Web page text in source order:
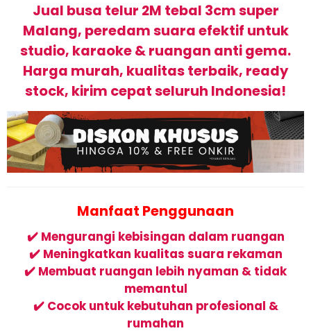
Jual busa telur 2M tebal 3cm super
Malang, peredam suara efektif untuk
studio, karaoke & ruangan anti gema.
Harga murah, kualitas terbaik, ready
stock, kirim cepat seluruh Indonesia!
Manfaat Penggunaan
✔️ Mengurangi kebisingan dalam ruangan
✔️ Meningkatkan kualitas suara rekaman
✔️ Membuat ruangan lebih nyaman & tidak
memantul
✔️ Cocok untuk kebutuhan profesional &
rumahan